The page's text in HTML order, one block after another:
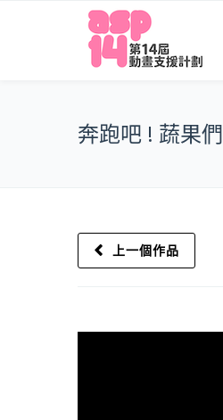
奔跑吧 ! 蔬果們
上一個作品